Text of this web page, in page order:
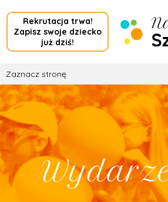
Rekrutacja trwa!
Zapisz swoje dziecko
już dziś!
Zaznacz stronę